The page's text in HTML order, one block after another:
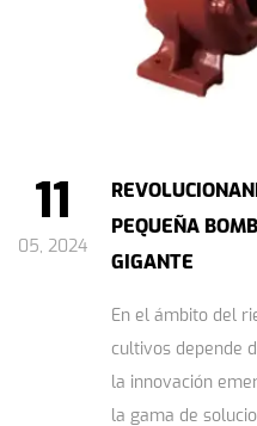
11
05, 2024
PEQUEÑA
GIGANTE
En el ámbito del
cultivos depende
la innovación
la gama de